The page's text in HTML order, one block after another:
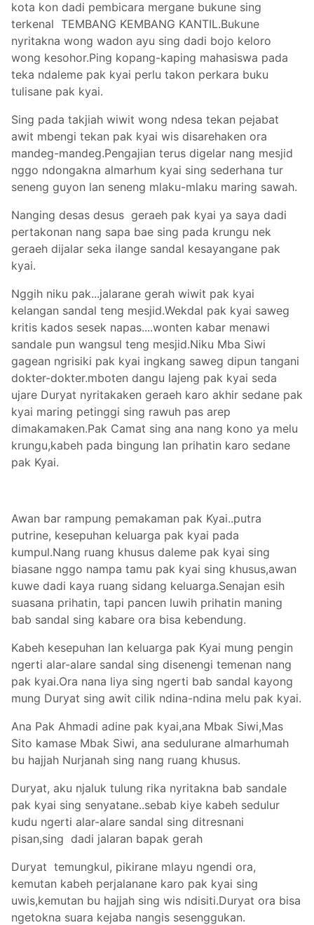
kota kon dadi pembicara mergane bukune sing
terkenal TEMBANG KEMBANG KANTIL.Bukune
nyritakna wong wadon ayu sing dadi bojo keloro
wong kesohor.Ping kopang-kaping mahasiswa pada
teka ndaleme pak kyai perlu takon perkara buku
tulisane pak kyai.
Sing pada takjiah wiwit wong ndesa tekan pejabat
awit mbengi tekan pak kyai wis disarehaken ora
mandeg-mandeg.Pengajian terus digelar nang mesjid
nggo ndongakna almarhum kyai sing sederhana tur
seneng guyon lan seneng mlaku-mlaku maring sawah.
Nanging desas desus geraeh pak kyai ya saya dadi
pertakonan nang sapa bae sing pada krungu nek
geraeh dijalar seka ilange sandal kesayangane pak
kyai.
Nggih niku pak...jalarane gerah wiwit pak kyai
kelangan sandal teng mesjid.Wekdal pak kyai saweg
kritis kados sesek napas....wonten kabar menawi
sandale pun wangsul teng mesjid.Niku Mba Siwi
gagean ngrisiki pak kyai ingkang saweg dipun tangani
dokter-dokter.mboten dangu lajeng pak kyai seda
ujare Duryat nyritakaken geraeh karo akhir sedane pak
kyai maring petinggi sing rawuh pas arep
dimakamaken.Pak Camat sing ana nang kono ya melu
krungu,kabeh pada bingung lan prihatin karo sedane
pak Kyai.
Awan bar rampung pemakaman pak Kyai..putra
putrine, kesepuhan keluarga pak kyai pada
kumpul.Nang ruang khusus daleme pak kyai sing
biasane nggo nampa tamu pak kyai sing khusus,awan
kuwe dadi kaya ruang sidang keluarga.Senajan esih
suasana prihatin, tapi pancen luwih prihatin maning
bab sandal sing kabare ora bisa kebendung.
Kabeh kesepuhan lan keluarga pak Kyai mung pengin
ngerti alar-alare sandal sing disenengi temenan nang
pak kyai.Ora nana liya sing ngerti bab sandal kayong
mung Duryat sing awit cilik ndina-ndina melu pak kyai.
Ana Pak Ahmadi adine pak kyai,ana Mbak Siwi,Mas
Sito kamase Mbak Siwi, ana sedulurane almarhumah
bu hajjah Nurjanah sing nang ruang khusus.
Duryat, aku njaluk tulung rika nyritakna bab sandale
pak kyai sing senyatane..sebab kiye kabeh sedulur
kudu ngerti alar-alare sandal sing ditresnani
pisan,sing dadi jalaran bapak gerah
Duryat temungkul, pikirane mlayu ngendi ora,
kemutan kabeh perjalanane karo pak kyai sing
uwis,kemutan bu hajjah sing wis ndisiti.Duryat ora bisa
ngetokna suara kejaba nangis sesenggukan.